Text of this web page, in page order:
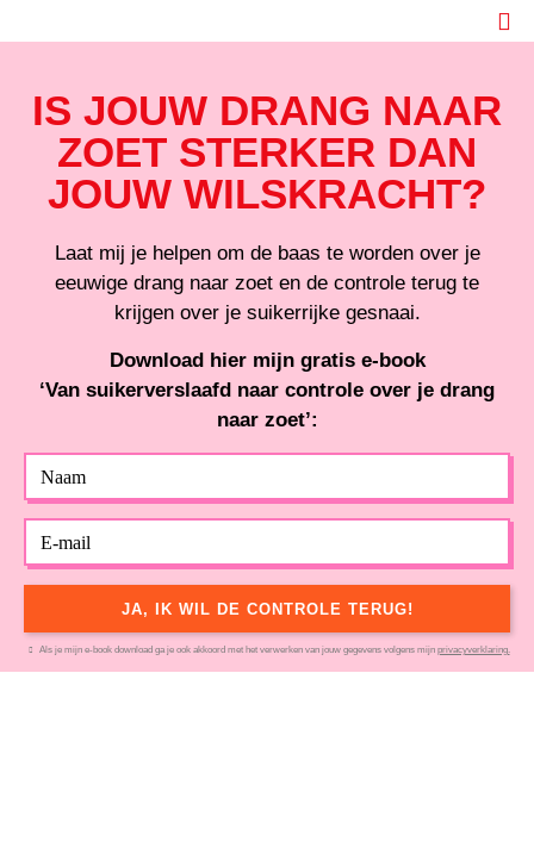
naar
inhoudIS JOUW DRANG NAAR
ZOET STERKER DAN
JOUW WILSKRACHT?
Laat mij je helpen om de baas te worden over je
eeuwige drang naar zoet en de controle terug te
krijgen over je suikerrijke gesnaai.
Download hier mijn gratis e-book
‘Van suikerverslaafd naar controle over je drang
naar zoet’:
Naam
Email
JA, IK WIL DE CONTROLE TERUG!
Als je mijn e-book download ga je ook akkoord met het verwerken van jouw gegevens volgens mijn privacyverklaring.